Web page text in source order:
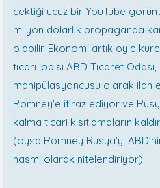
çektiği ucuz bir YouTube
milyon dolarlık propaganda
olabilir. Ekonomi artık öyle
ticari lobisi ABD Ticaret Odası,
manipülasyoncusu olarak ilan
Romney'e itiraz ediyor ve
kalma ticari kısıtlamaların
(oysa Romney Rusya'yı
hasmı olarak nitelendiriyor).